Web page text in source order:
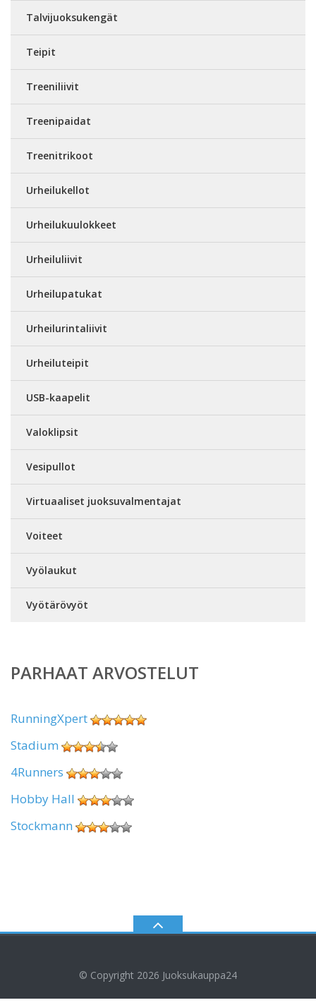
Talvijuoksukengät
Teipit
Treeniliivit
Treenipaidat
Treenitrikoot
Urheilukellot
Urheilukuulokkeet
Urheiluliivit
Urheilupatukat
Urheilurintaliivit
Urheiluteipit
USB-kaapelit
Valoklipsit
Vesipullot
Virtuaaliset juoksuvalmentajat
Voiteet
Vyölaukut
Vyötärövyöt
PARHAAT ARVOSTELUT
RunningXpert
Stadium
4Runners
Hobby Hall
Stockmann
© Copyright 2026 Juoksukauppa24